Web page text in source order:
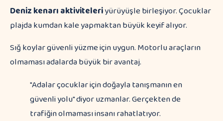
Deniz kenarı aktiviteleriyürüyüşle birleşiyor. Çocuklar
plajda kumdan kale yapmaktan büyük keyif alıyor.
Sığ koylar güvenli yüzme için uygun. Motorlu araçların
olmaması adalarda büyük bir avantaj.
"Adalar çocuklar için doğayla tanışmanın en
güvenli yolu" diyor uzmanlar. Gerçekten de
trafiğin olmaması insanı rahatlatıyor.